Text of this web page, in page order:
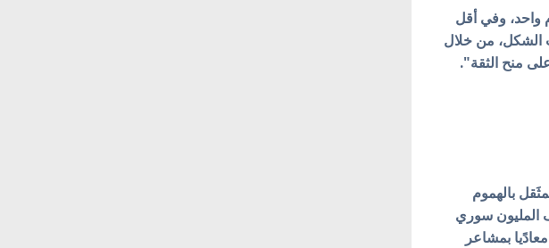
في يوم واحد، وفي أقل
الشكل، من خلال
منح الثقة".
بالهموم
المليون سوري
بمشاعر